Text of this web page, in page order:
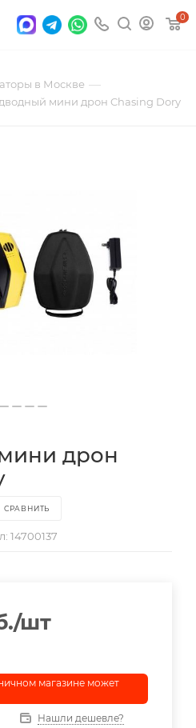
0
в Москве —
мини дрон Chasing Dory
дрон
СРАВНИТЬ
14700137
/шт
магазине может
Нашли дешевле?